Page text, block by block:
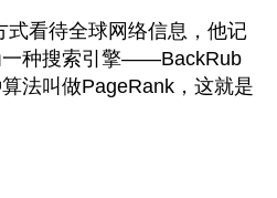
式看待全球网络信息，他记
一种搜索引擎——BackRub
法叫做PageRank，这就是